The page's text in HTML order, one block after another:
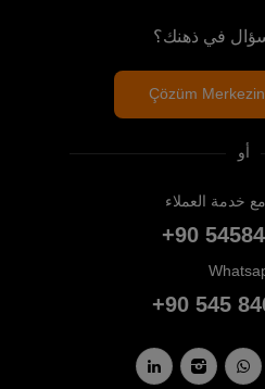
في ذهنك؟
Çözüm
أو
خدمة العملاء
+90
+90 545